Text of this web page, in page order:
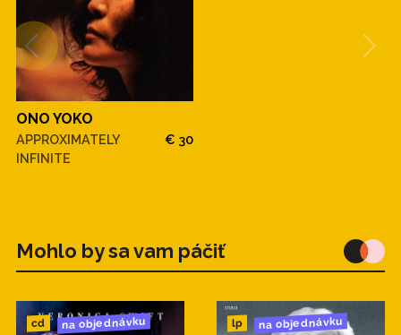
ONO YOKO
APPROXIMATELY
INFINITE
€ 30
Mohlo by sa vam páčiť
cd na objednávku lp na objednávku